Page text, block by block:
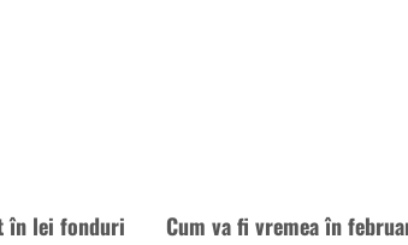
în lei fonduri
Cum va fi vremea în